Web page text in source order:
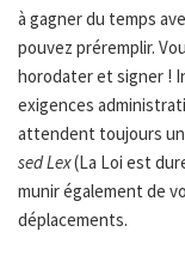
à gagner du temps
pouvez préremplir.
horodater et signer !
exigences
attendent toujours un
sed Lex(La Loi est
munir également de
déplacements.